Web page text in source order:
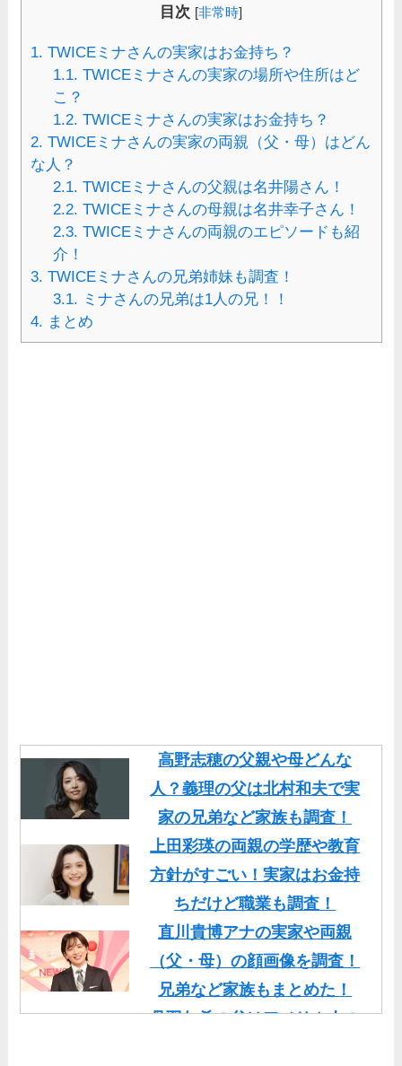
目次 [非常時]
1. TWICEミナさんの実家はお金持ち？
1.1. TWICEミナさんの実家の場所や住所はど
こ？
1.2. TWICEミナさんの実家はお金持ち？
2. TWICEミナさんの実家の両親（父・母）はどん
な人？
2.1. TWICEミナさんの父親は名井陽さん！
2.2. TWICEミナさんの母親は名井幸子さん！
2.3. TWICEミナさんの両親のエピソードも紹
介！
3. TWICEミナさんの兄弟姉妹も調査！
3.1. ミナさんの兄弟は1人の兄！！
4. まとめ
高野志穂の父親や母どんな
人？義理の父は北村和夫で実
家の兄弟など家族も調査！
上田彩瑛の両親の学歴や教育
方針がすごい！実家はお金持
ちだけど職業も調査！
直川貴博アナの実家や両親
（父・母）の顔画像を調査！
兄弟など家族もまとめた！
丹羽仁希の父はアメリカ人の